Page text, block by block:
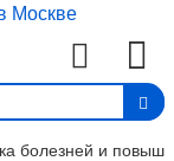
болезней и